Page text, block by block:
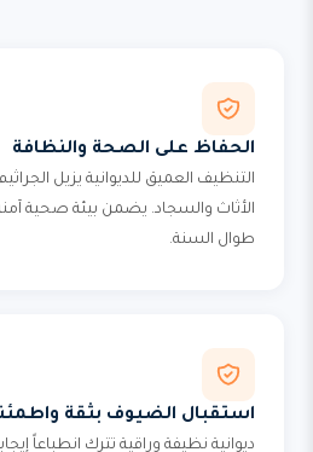
الحفاظ على الصحة والنظافة
التنظيف العميق للديوانية يزيل
الأثاث والسجاد. يضمن بيئة صحية
طوال السنة.
استقبال الضيوف بثقة
ديوانية نظيفة وراقية تترك انطباعاً